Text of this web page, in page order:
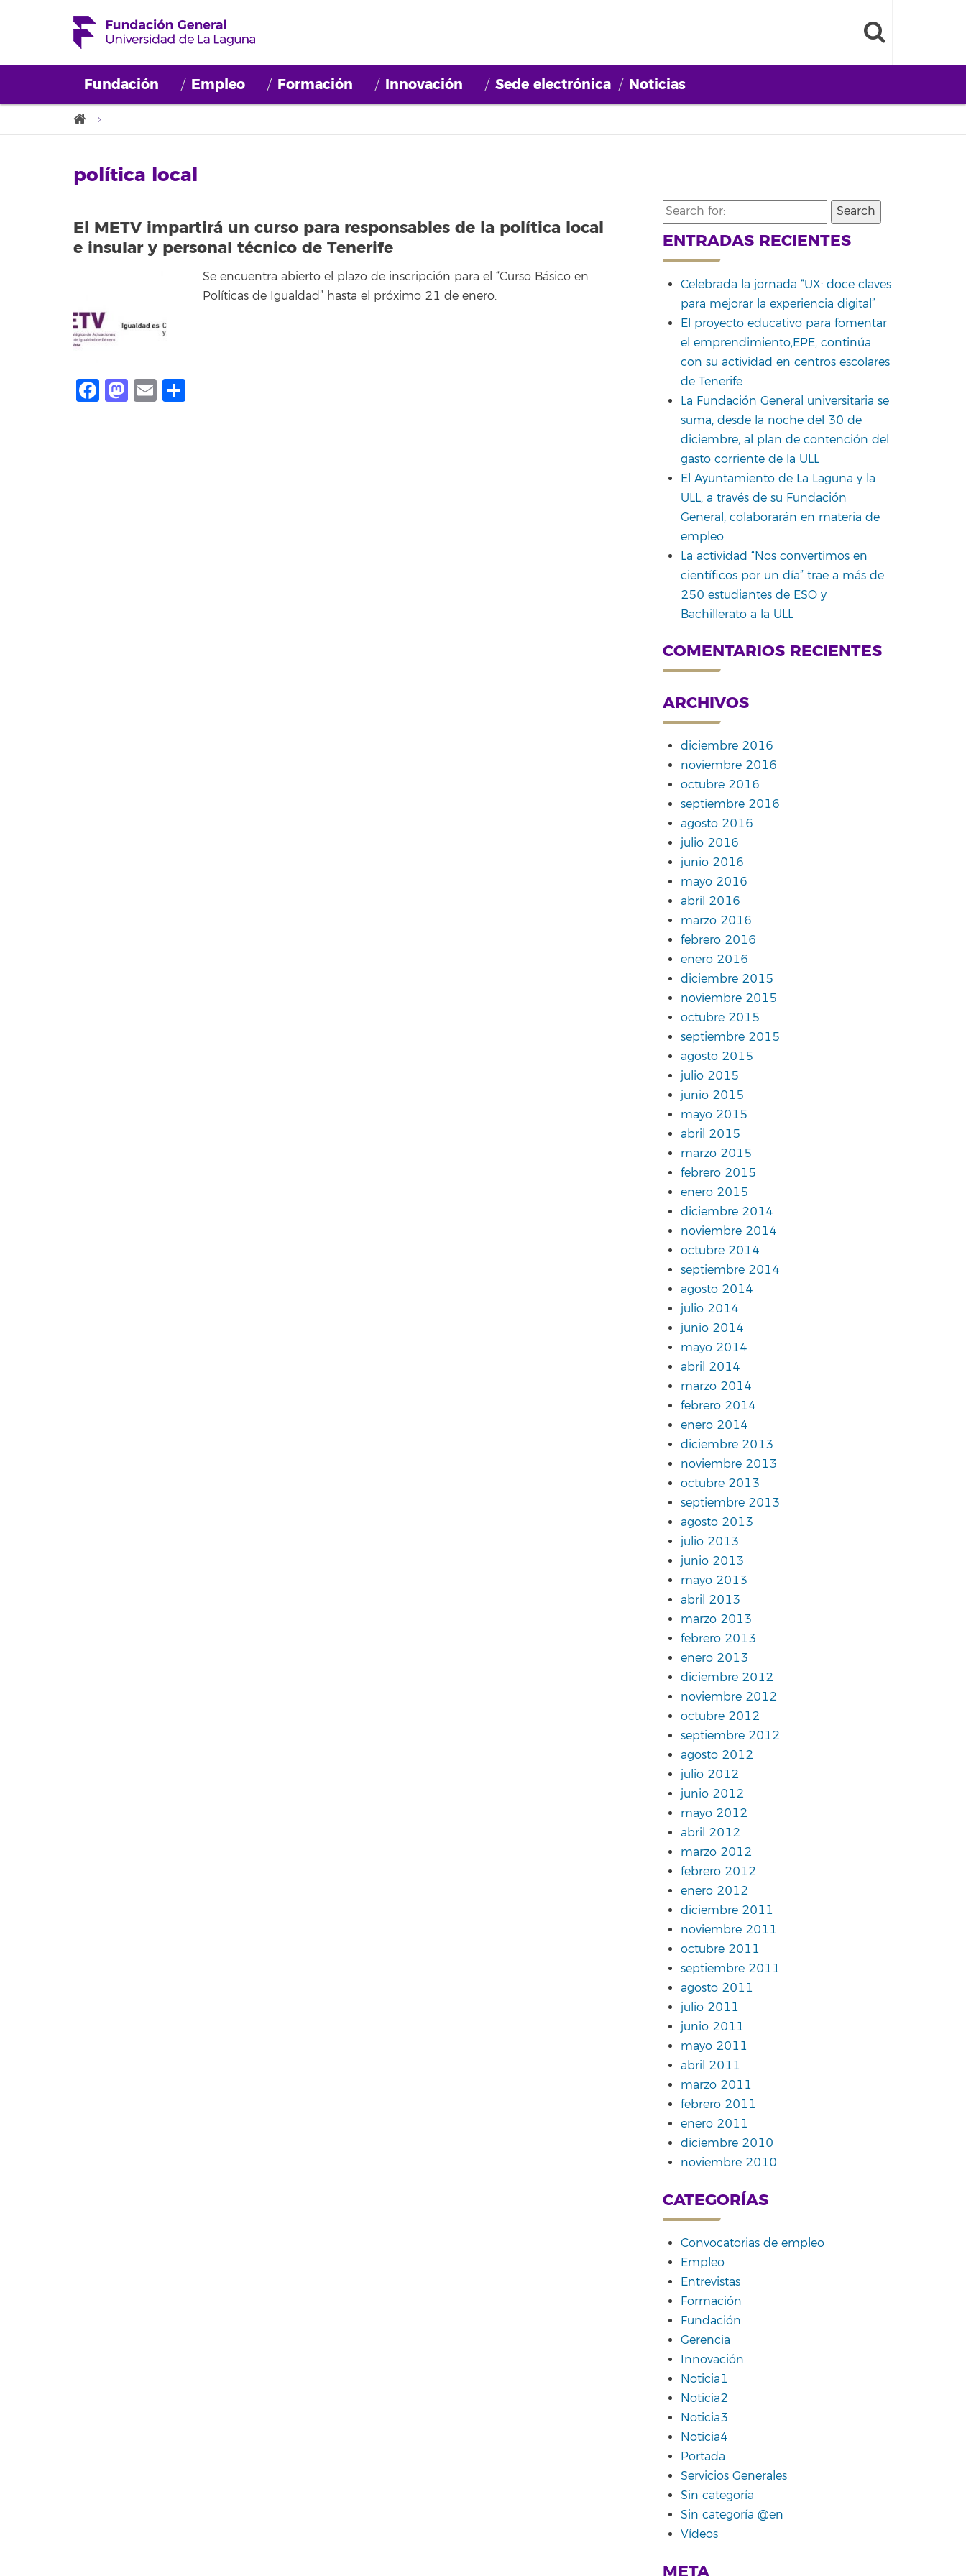
Fundación Empleo Formación Innovación Sede electrónica Noticias
política local
El METV impartirá un curso para responsables de la política local
e insular y personal técnico de Tenerife
Se encuentra abierto el plazo de inscripción para el “Curso Básico en
Políticas de Igualdad” hasta el próximo 21 de enero.
Facebook
Mastodon
Email
Search
for:
ENTRADAS RECIENTES
Celebrada la jornada “UX: doce claves
para mejorar la experiencia digital”
El proyecto educativo para fomentar
el emprendimiento,EPE, continúa
con su actividad en centros escolares
de Tenerife
La Fundación General universitaria se
suma, desde la noche del 30 de
diciembre, al plan de contención del
gasto corriente de la ULL
El Ayuntamiento de La Laguna y la
ULL, a través de su Fundación
General, colaborarán en materia de
empleo
La actividad “Nos convertimos en
científicos por un día” trae a más de
250 estudiantes de ESO y
Bachillerato a la ULL
COMENTARIOS RECIENTES
ARCHIVOS
diciembre 2016
noviembre 2016
octubre 2016
septiembre 2016
agosto 2016
julio 2016
junio 2016
mayo 2016
abril 2016
marzo 2016
febrero 2016
enero 2016
diciembre 2015
noviembre 2015
octubre 2015
septiembre 2015
agosto 2015
julio 2015
junio 2015
mayo 2015
abril 2015
marzo 2015
febrero 2015
enero 2015
diciembre 2014
noviembre 2014
octubre 2014
septiembre 2014
agosto 2014
julio 2014
junio 2014
mayo 2014
abril 2014
marzo 2014
febrero 2014
enero 2014
diciembre 2013
noviembre 2013
octubre 2013
septiembre 2013
agosto 2013
julio 2013
junio 2013
mayo 2013
abril 2013
marzo 2013
febrero 2013
enero 2013
diciembre 2012
noviembre 2012
octubre 2012
septiembre 2012
agosto 2012
julio 2012
junio 2012
mayo 2012
abril 2012
marzo 2012
febrero 2012
enero 2012
diciembre 2011
noviembre 2011
octubre 2011
septiembre 2011
agosto 2011
julio 2011
junio 2011
mayo 2011
abril 2011
marzo 2011
febrero 2011
enero 2011
diciembre 2010
noviembre 2010
CATEGORÍAS
Convocatorias de empleo
Empleo
Entrevistas
Formación
Fundación
Gerencia
Innovación
Noticia1
Noticia2
Noticia3
Noticia4
Portada
Servicios Generales
Sin categoría
Sin categoría @en
Vídeos
META